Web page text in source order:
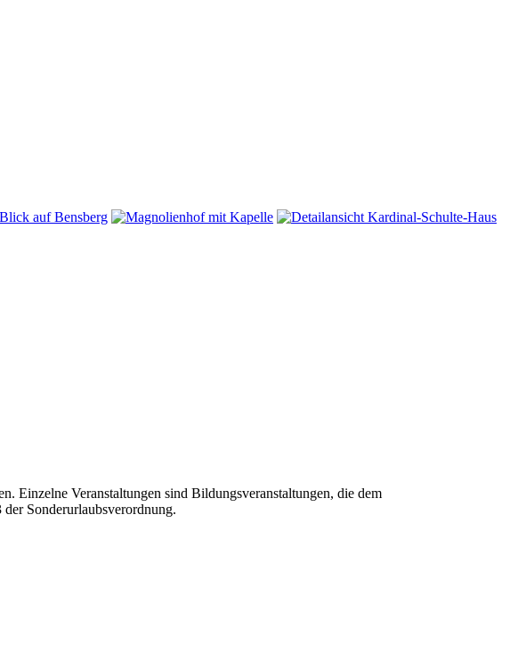
Einzelne Veranstaltungen sind Bildungsveranstaltungen, die dem
Sonderurlaubsverordnung.